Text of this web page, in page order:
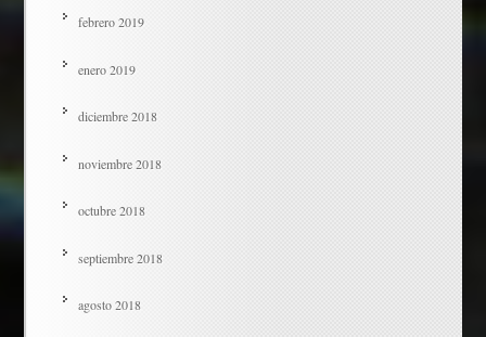
febrero 2019
enero 2019
diciembre 2018
noviembre 2018
octubre 2018
septiembre 2018
agosto 2018